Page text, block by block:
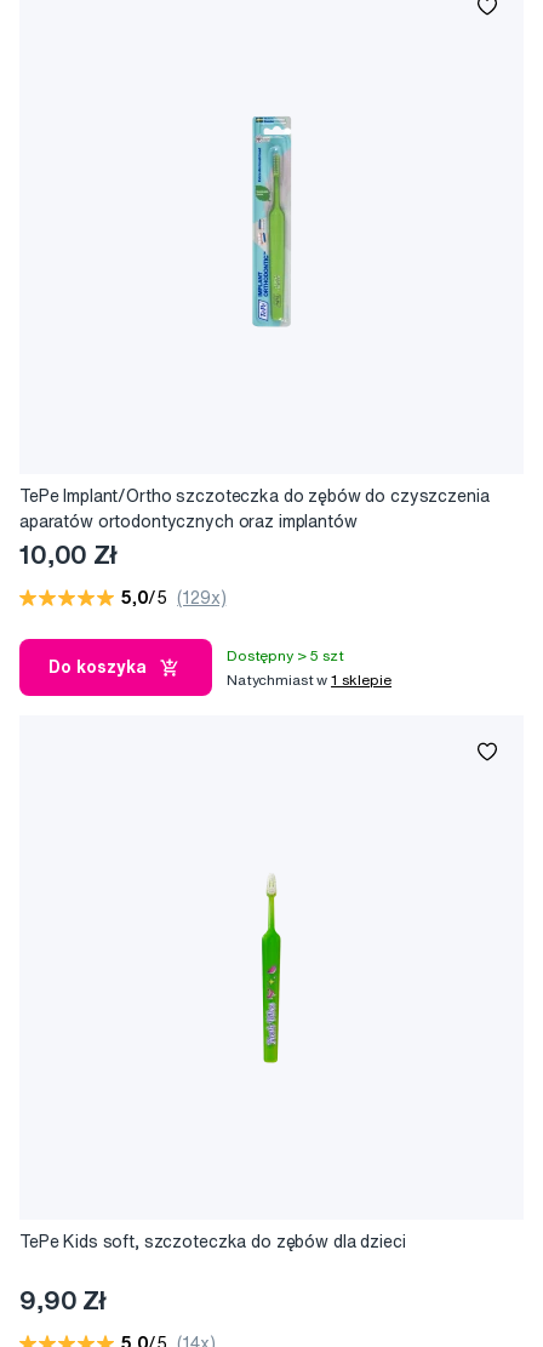
TePe Implant/Ortho szczoteczka do zębów do czyszczenia
aparatów ortodontycznych oraz implantów
10,00 Zł
5,0/5 (129x)
Do koszyka
Dostępny > 5 szt
Natychmiast w1 sklepie
TePe Kids soft, szczoteczka do zębów dla dzieci
9,90 Zł
5,0/5 (14x)